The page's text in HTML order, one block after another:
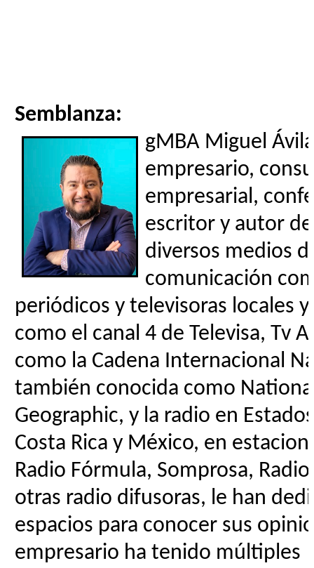
Semblanza:
gMBA Miguel
empresario,
empresarial,
escritor y autor
diversos medios
comunicación
periódicos y televisoras locales
como el canal 4 de Televisa, Tv
como la Cadena Internacional
también conocida como
Geographic, y la radio en
Costa Rica y México, en
Radio Fórmula, Somprosa,
otras radio difusoras, le han
espacios para conocer sus
empresario ha tenido múltiples